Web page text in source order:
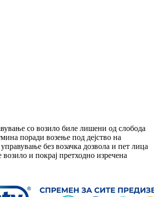
со возило биле лишени од слобода
поради возење под дејство на
без возачка дозвола и пет лица
и покрај претходно изречена